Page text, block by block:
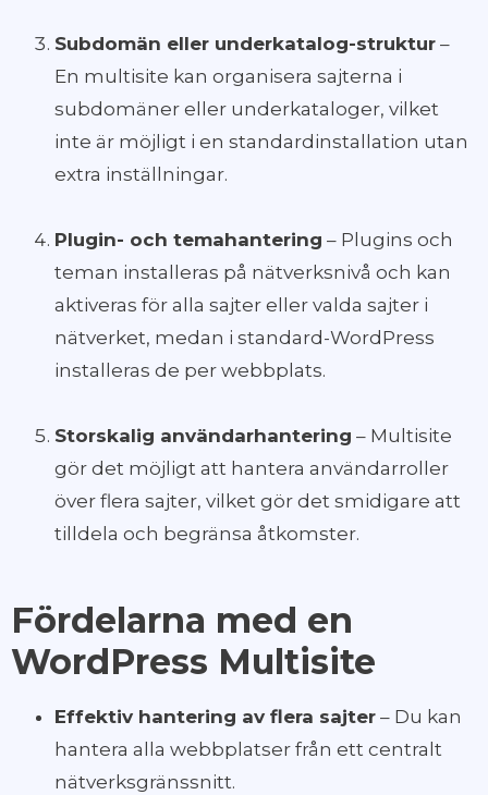
Subdomän eller underkatalog-struktur –
En multisite kan organisera sajterna i
subdomäner eller underkataloger, vilket
inte är möjligt i en standardinstallation utan
extra inställningar.
Plugin- och temahantering – Plugins och
teman installeras på nätverksnivå och kan
aktiveras för alla sajter eller valda sajter i
nätverket, medan i standard-WordPress
installeras de per webbplats.
Storskalig användarhantering – Multisite
gör det möjligt att hantera användarroller
över flera sajter, vilket gör det smidigare att
tilldela och begränsa åtkomster.
Fördelarna med en
WordPress Multisite
Effektiv hantering av flera sajter – Du kan
hantera alla webbplatser från ett centralt
nätverksgränssnitt.